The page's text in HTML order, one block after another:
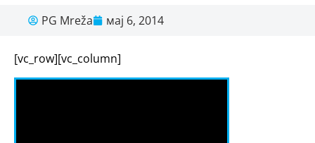
PG Mreža мај 6, 2014
[vc_row][vc_column]